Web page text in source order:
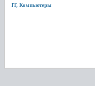
IT, Компьютеры